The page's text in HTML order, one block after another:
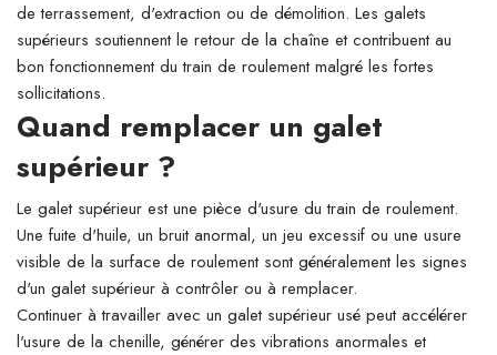
de terrassement, d'extraction ou de démolition. Les galets
supérieurs soutiennent le retour de la chaîne et contribuent au
bon fonctionnement du train de roulement malgré les fortes
sollicitations.
Quand remplacer un galet
supérieur ?
Le galet supérieur est une pièce d'usure du train de roulement.
Une fuite d'huile, un bruit anormal, un jeu excessif ou une usure
visible de la surface de roulement sont généralement les signes
d'un galet supérieur à contrôler ou à remplacer.
Continuer à travailler avec un galet supérieur usé peut accélérer
l'usure de la chenille, générer des vibrations anormales et